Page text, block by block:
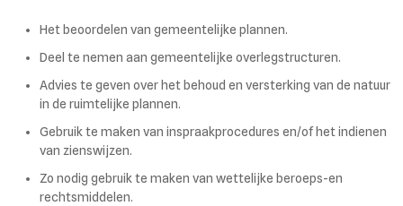
Het beoordelen van gemeentelijke plannen.
Deel te nemen aan gemeentelijke overlegstructuren.
Advies te geven over het behoud en versterking van de natuur
in de ruimtelijke plannen.
Gebruik te maken van inspraakprocedures en/of het indienen
van zienswijzen.
Zo nodig gebruik te maken van wettelijke beroeps-en
rechtsmiddelen.